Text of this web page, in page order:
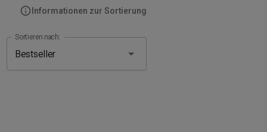
Informationen zur Sortierung
Sortieren nach: